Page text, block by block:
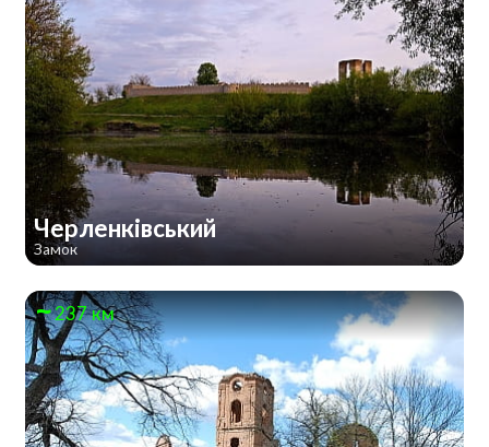
Черленківський
Замок
237 км